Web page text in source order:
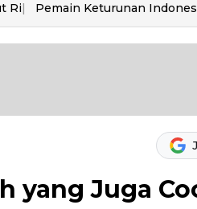
Ri Pemain Keturunan
yang Juga